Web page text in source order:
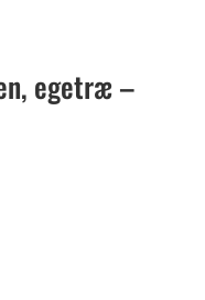
egetræ –